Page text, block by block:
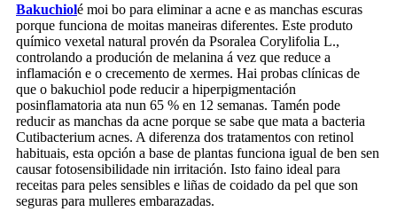
Bakuchiolé moi bo para eliminar a acne e as manchas escuras
porque funciona de moitas maneiras diferentes. Este produto
químico vexetal natural provén da Psoralea Corylifolia L.,
controlando a produción de melanina á vez que reduce a
inflamación e o crecemento de xermes. Hai probas clínicas de
que o bakuchiol pode reducir a hiperpigmentación
posinflamatoria ata nun 65 % en 12 semanas. Tamén pode
reducir as manchas da acne porque se sabe que mata a bacteria
Cutibacterium acnes. A diferenza dos tratamentos con retinol
habituais, esta opción a base de plantas funciona igual de ben sen
causar fotosensibilidade nin irritación. Isto faino ideal para
receitas para peles sensibles e liñas de coidado da pel que son
seguras para mulleres embarazadas.